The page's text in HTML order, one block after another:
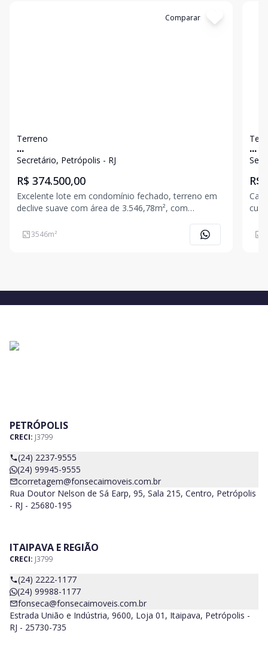
Comparar
Terreno
...
Secretário, Petrópolis - RJ
R$ 374.500,00
Excelente lote em condomínio fechado, terreno em
declive suave com área de 3.546,78m², com
ensolarado. Testada com 53,92m. Condomínio com
portaria com guarita, pavimentado e com água
3546m²
...
R$
PETRÓPOLIS
CRECI: J3799
(24) 2237-9555
(24) 99945-9555
corretagem@fonsecaimoveis.com.br
Rua Doutor Nelson de Sá Earp, 95, Sala 215, Centro, Petrópolis
- RJ - 25680-195
ITAIPAVA E REGIÃO
CRECI: J3799
(24) 2222-1177
(24) 99988-1177
fonseca@fonsecaimoveis.com.br
Estrada União e Indústria, 9600, Loja 01, Itaipava, Petrópolis -
RJ - 25730-735